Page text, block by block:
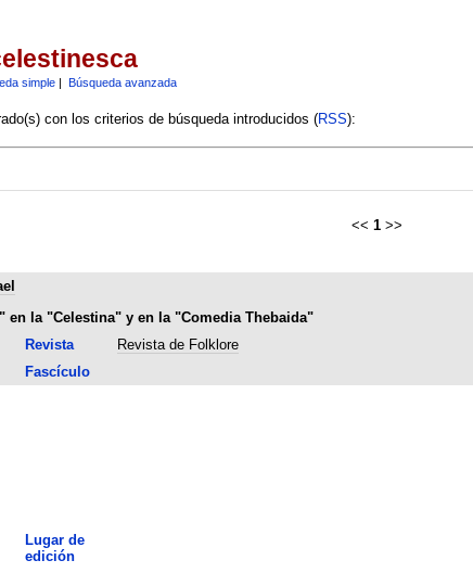
simple| Búsqueda avanzada
con los criterios de búsqueda introducidos (RSS):
<< 1 >>
en la "Celestina" y en la "Comedia Thebaida"
Revista Revista de Folklore
Fascículo
Lugar de
edición